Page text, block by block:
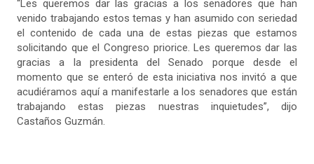
“Les queremos dar las gracias a los senadores que han
venido trabajando estos temas y han asumido con seriedad
el contenido de cada una de estas piezas que estamos
solicitando que el Congreso priorice. Les queremos dar las
gracias a la presidenta del Senado porque desde el
momento que se enteró de esta iniciativa nos invitó a que
acudiéramos aquí a manifestarle a los senadores que están
trabajando estas piezas nuestras inquietudes”, dijo
Castaños Guzmán.